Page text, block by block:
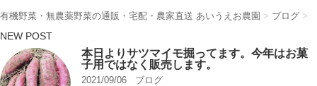
有機野菜・無農薬野菜の通販・宅配・農家直送 あいうえお農園 > ブログ >
NEW POST
本日よりサツマイモ掘ってます。今年はお菓
子用ではなく販売します。
2021/09/06
ブログ